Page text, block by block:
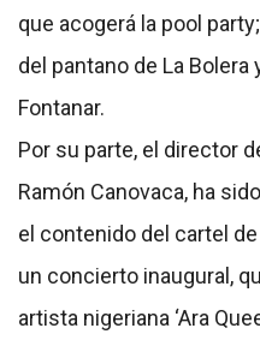
que acogerá la pool
del pantano de La Bolera
Fontanar.
Por su parte, el director
Ramón Canovaca, ha
el contenido del cartel
un concierto inaugural,
artista nigeriana ‘Ara